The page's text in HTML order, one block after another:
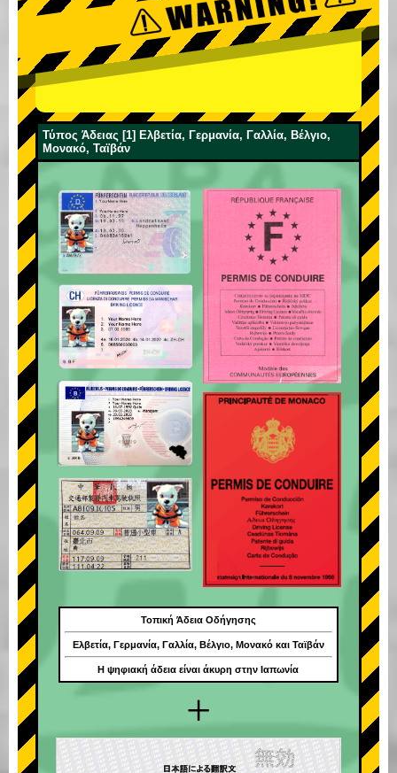
Τύπος Άδειας [1] Ελβετία, Γερμανία, Γαλλία, Βέλγιο,
Μονακό, Ταϊβάν
+
Τοπική Άδεια Οδήγησης
Ελβετία, Γερμανία, Γαλλία, Βέλγιο, Μονακό και Ταϊβάν
Η ψηφιακή άδεια είναι άκυρη στην Ιαπωνία